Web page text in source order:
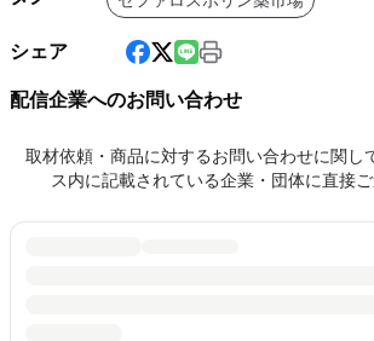
シェア
配信企業へのお問い合わせ
取材依頼・商品に対するお問い合わせに関し
ス内に記載されている企業・団体に直接ご